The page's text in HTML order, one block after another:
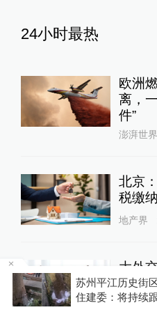
24小时最热
欧洲
离，
件”
澎湃世
北京
税缴
地产界
大外
蚀中
制“一
台风“白海豚”未
海等地位于台风